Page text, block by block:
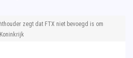
zegt dat FTX niet bevoegd is om